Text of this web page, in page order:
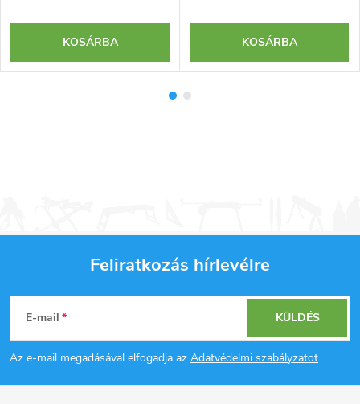
KOSÁRBA KOSÁRBA
L
á
b
Feliratkozás hírlevélre
E-mail
Az e-mail megadásával elfogadja az Adatvédelmi szabályzatot.
KÜLDÉS